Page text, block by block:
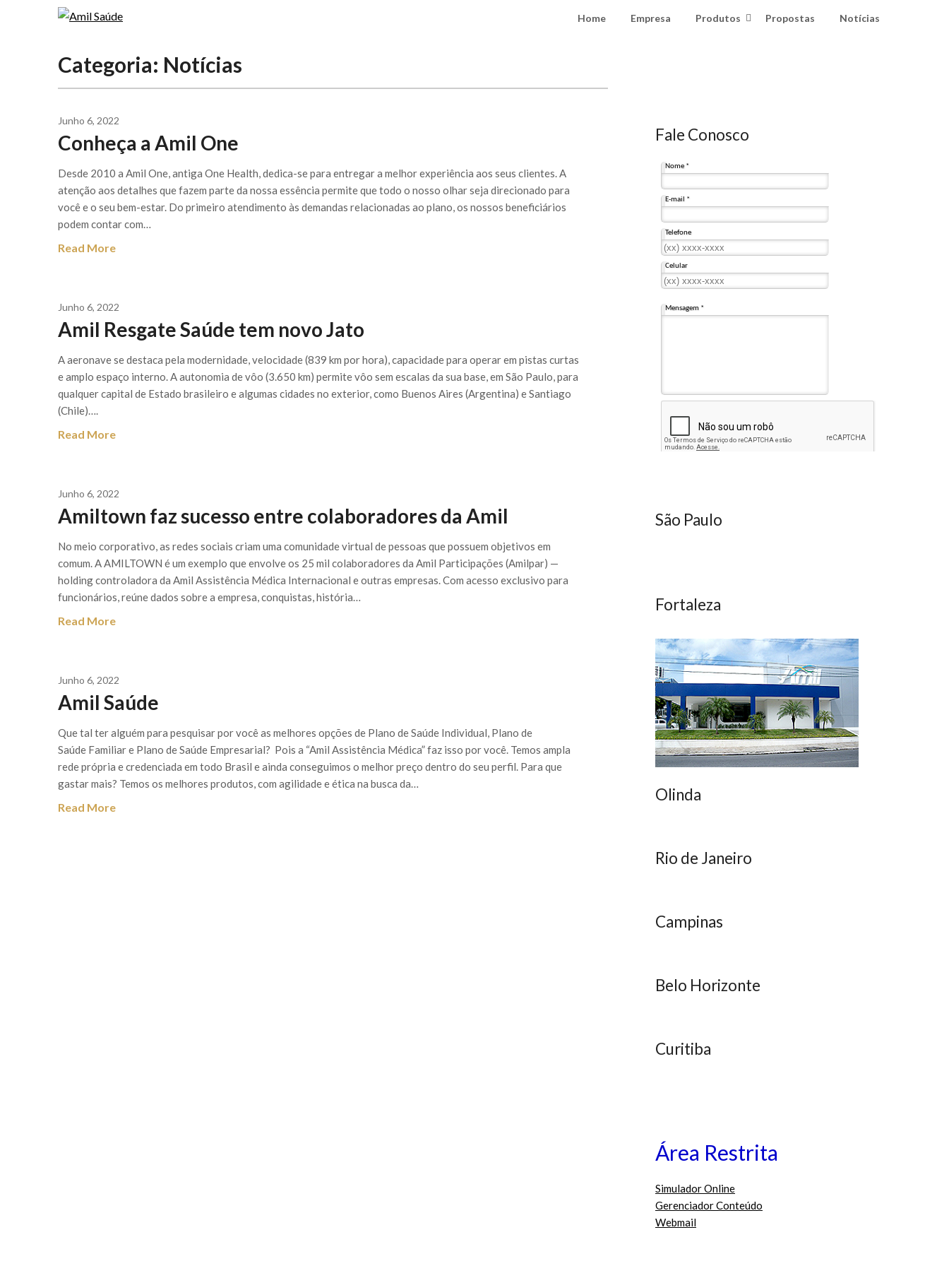
Home Empresa Produtos Propostas Notícias
Categoria: Notícias
Junho 6, 2022
Conheça a Amil One
Desde 2010 a Amil One, antiga One Health, dedica-se para entregar a melhor experiência aos seus clientes. A
atenção aos detalhes que fazem parte da nossa essência permite que todo o nosso olhar seja direcionado para
você e o seu bem-estar. Do primeiro atendimento às demandas relacionadas ao plano, os nossos beneficiários
podem contar com…
Read More
Junho 6, 2022
Amil Resgate Saúde tem novo Jato
A aeronave se destaca pela modernidade, velocidade (839 km por hora), capacidade para operar em pistas curtas
e amplo espaço interno. A autonomia de vôo (3.650 km) permite vôo sem escalas da sua base, em São Paulo, para
qualquer capital de Estado brasileiro e algumas cidades no exterior, como Buenos Aires (Argentina) e Santiago
(Chile)….
Read More
Junho 6, 2022
Amiltown faz sucesso entre colaboradores da Amil
No meio corporativo, as redes sociais criam uma comunidade virtual de pessoas que possuem objetivos em
comum. A AMILTOWN é um exemplo que envolve os 25 mil colaboradores da Amil Participações (Amilpar) —
holding controladora da Amil Assistência Médica Internacional e outras empresas. Com acesso exclusivo para
funcionários, reúne dados sobre a empresa, conquistas, história…
Read More
Junho 6, 2022
Amil Saúde
Que tal ter alguém para pesquisar por você as melhores opções de Plano de Saúde Individual, Plano de
Saúde Familiar e Plano de Saúde Empresarial? Pois a “Amil Assistência Médica” faz isso por você. Temos ampla
rede própria e credenciada em todo Brasil e ainda conseguimos o melhor preço dentro do seu perfil. Para que
gastar mais? Temos os melhores produtos, com agilidade e ética na busca da…
Read More
Fale Conosco
São Paulo
Fortaleza
Olinda
Rio de Janeiro
Campinas
Belo Horizonte
Curitiba
Área Restrita
Simulador Online
Gerenciador Conteúdo
Webmail